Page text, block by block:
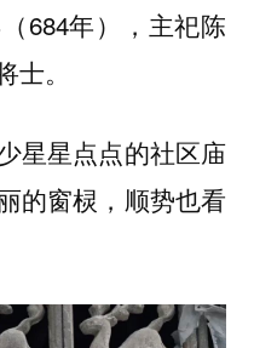
684年），主祀陈
。
星星点点的社区庙
的窗棂，顺势也看